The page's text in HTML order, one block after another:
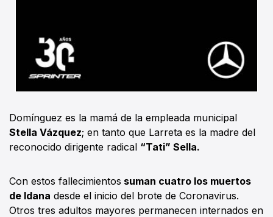
Domínguez es la mamá de la empleada municipal
Stella Vázquez; en tanto que Larreta es la madre del
reconocido dirigente radical “Tati” Sella.
Con estos fallecimientos suman cuatro los muertos
de Idana desde el inicio del brote de Coronavirus.
Otros tres adultos mayores permanecen internados en